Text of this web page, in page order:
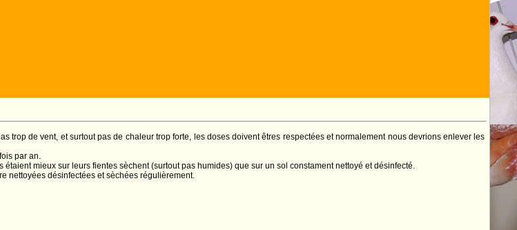
trop de vent, et surtout pas de chaleur trop forte, les doses doivent êtres respectées et normalement nous devrions enlever les
par an.
mieux sur leurs fientes sèchent (surtout pas humides) que sur un sol constament nettoyé et désinfecté.
nettoyées désinfectées et sèchées régulièrement.